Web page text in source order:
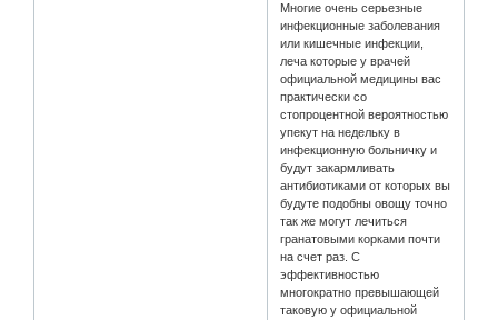
Многие очень серьезные
инфекционные заболевания
или кишечные инфекции,
леча которые у врачей
официальной медицины вас
практически со
стопроцентной вероятностью
упекут на недельку в
инфекционную больничку и
будут закармливать
антибиотиками от которых вы
будуте подобны овощу точно
так же могут лечиться
гранатовыми корками почти
на счет раз. С
эффективностью
многократно превышающей
таковую у официальной